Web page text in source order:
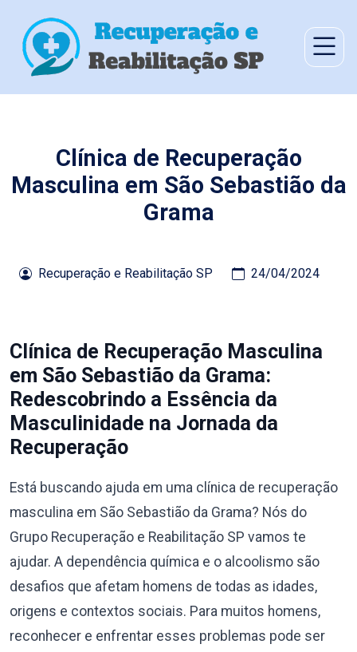
Clínica de Recuperação
Masculina em São Sebastião da
Grama
Recuperação e Reabilitação SP 24/04/2024
Clínica de Recuperação Masculina
em São Sebastião da Grama:
Redescobrindo a Essência da
Masculinidade na Jornada da
Recuperação
Está buscando ajuda em uma clínica de recuperação
masculina em São Sebastião da Grama? Nós do
Grupo Recuperação e Reabilitação SP vamos te
ajudar. A dependência química e o alcoolismo são
desafios que afetam homens de todas as idades,
origens e contextos sociais. Para muitos homens,
reconhecer e enfrentar esses problemas pode ser